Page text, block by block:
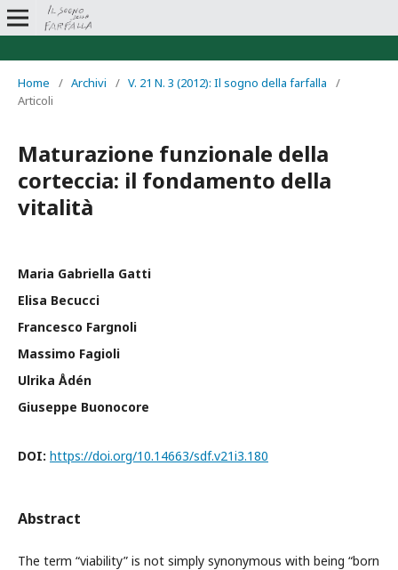
Home / Archivi / V. 21 N. 3 (2012): Il sogno della farfalla
/
Articoli
Maturazione funzionale della
corteccia: il fondamento della
vitalità
Maria Gabriella Gatti
Elisa Becucci
Francesco Fargnoli
Massimo Fagioli
Ulrika Ådén
Giuseppe Buonocore
DOI: https://doi.org/10.14663/sdf.v21i3.180
Abstract
The term “viability” is not simply synonymous with being “born